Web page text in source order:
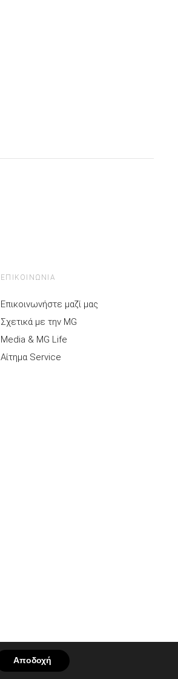
ΕΠΙΚΟΙΝΩΝΙΑ
Επικοινωνήστε μαζί μας
Σχετικά με την MG
Media & MG Life
Αίτημα Service
Αποδοχή